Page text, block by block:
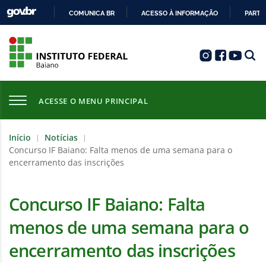
COMUNICA BR ACESSO À INFORMAÇÃO
ACESSE O MENU PRINCIPAL
Início | Notícias |
Concurso IF Baiano: Falta menos de uma semana para o
encerramento das inscrições
Concurso IF Baiano: Falta
menos de uma semana para o
encerramento das inscrições